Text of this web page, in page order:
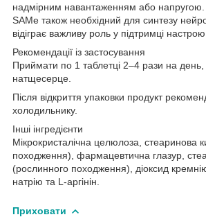
надмірним навантаженням або напругою.
SAMe також необхідний для синтезу
відіграє важливу роль у підтримці настрою.
Рекомендації із застосування
Приймати по 1 таблетці 2–4 рази на
натщесерце.
Після відкриття упаковки продукт
холодильнику.
Інші інгредієнти
Мікрокристалічна целюлоза, стеаринова
походження), фармацевтична глазур,
(рослинного походження), діоксид
натрію та L-аргінін.
Приховати